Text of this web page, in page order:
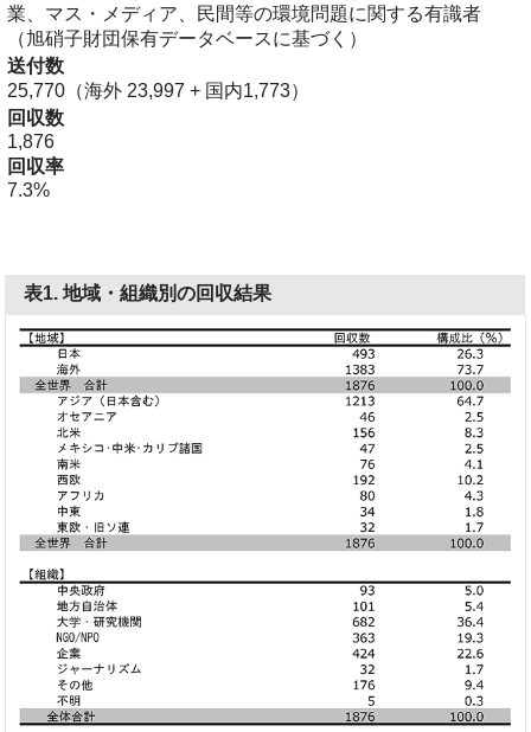
業、マス・メディア、民間等の環境問題に関する有識者
（旭硝子財団保有データベースに基づく）
送付数
25,770（海外 23,997 + 国内1,773）
回収数
1,876
回収率
7.3%
表1. 地域・組織別の回収結果